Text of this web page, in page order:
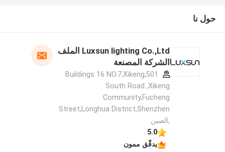
حول نا
Luxsun lighting Co.,Ltd الملف
الشركة المصنعة
501,Buildings 16 NO.7,Xikeng
South Road ,Xikeng
Community,Fucheng
Street,Longhua District,Shenzhen
,الصين
5.0
يدقّق ممون